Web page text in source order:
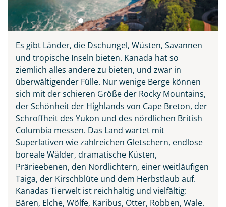
Es gibt Länder, die Dschungel, Wüsten, Savannen
und tropische Inseln bieten. Kanada hat so
ziemlich alles andere zu bieten, und zwar in
überwältigender Fülle. Nur wenige Berge können
sich mit der schieren Größe der Rocky Mountains,
der Schönheit der Highlands von Cape Breton, der
Schroffheit des Yukon und des nördlichen British
Columbia messen. Das Land wartet mit
Superlativen wie zahlreichen Gletschern, endlose
boreale Wälder, dramatische Küsten,
Prärieebenen, den Nordlichtern, einer weitläufigen
Taiga, der Kirschblüte und dem Herbstlaub auf.
Kanadas Tierwelt ist reichhaltig und vielfältig:
Bären, Elche, Wölfe, Karibus, Otter, Robben, Wale.